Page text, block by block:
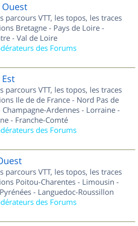
parcours VTT, les topos, les traces
Bretagne - Pays de Loire -
- Val de Loire
des Forums
parcours VTT, les topos, les traces
Ile de de France - Nord Pas de
Champagne-Ardennes - Lorraine -
- Franche-Comté
des Forums
parcours VTT, les topos, les traces
Poitou-Charentes - Limousin -
- Languedoc-Roussillon
des Forums